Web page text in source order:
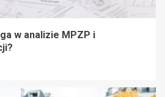
w analizie MPZP i